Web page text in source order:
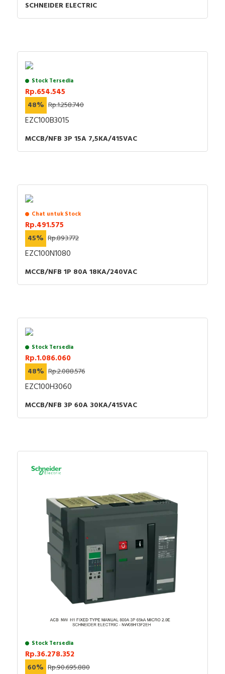
SCHNEIDER ELECTRIC
Stock Tersedia
Rp.654.545
48% Rp.1.258.740
EZC100B3015
MCCB/NFB 3P 15A 7,5KA/415VAC
Chat untuk Stock
Rp.491.575
45% Rp.893.772
EZC100N1080
MCCB/NFB 1P 80A 18KA/240VAC
Stock Tersedia
Rp.1.086.060
48% Rp.2.088.576
EZC100H3060
MCCB/NFB 3P 60A 30KA/415VAC
Stock Tersedia
Rp.36.278.352
60% Rp.90.695.880